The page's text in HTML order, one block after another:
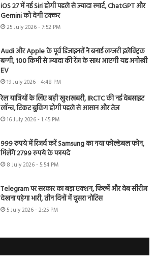
iOS 27 में नई Siri होगी पहले से ज्यादा स्मार्ट, ChatGPT और
Gemini को देगी टक्कर
25 July 2026 - 7:52 PM
Audi और Apple के पूर्व डिजाइनरों ने बनाई लग्जरी इलेक्ट्रिक
बग्गी, 100 किमी से ज्यादा की रेंज के साथ आएगी यह अनोखी
EV
19 July 2026 - 4:48 PM
रेल यात्रियों के लिए बड़ी खुशखबरी, IRCTC की नई वेबसाइट
लॉन्च, टिकट बुकिंग होगी पहले से आसान और तेज
16 July 2026 - 1:45 PM
999 रुपये में रिजर्व करें Samsung का नया फोल्डेबल फोन,
मिलेंगे 2799 रुपये के फायदे
8 July 2026 - 5:54 PM
Telegram पर सरकार का बड़ा एक्शन, फिल्में और वेब सीरीज
देखना पड़ेगा भारी, तीन दिनों में दूसरा नोटिस
5 July 2026 - 2:25 PM